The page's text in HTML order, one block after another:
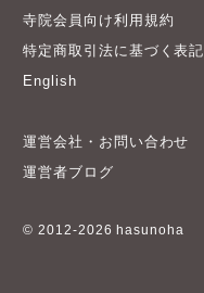
寺院会員向け利用規約
特定商取引法に基づく表記
English
運営会社・お問い合わせ
運営者ブログ
© 2012-2026 hasunoha